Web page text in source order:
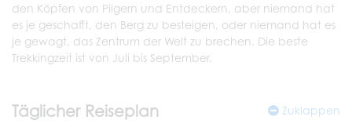
den Köpfen von Pilgern und Entdeckern, aber niemand hat
es je geschafft, den Berg zu besteigen, oder niemand hat es
je gewagt, das Zentrum der Welt zu brechen. Die beste
Trekkingzeit ist von Juli bis September.
Täglicher Reiseplan Zuklappen